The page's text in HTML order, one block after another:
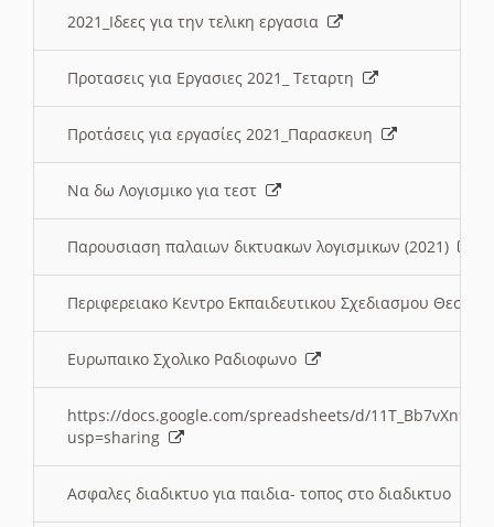
2021_Ιδεες για την τελικη εργασια
Προτασεις για Εργασιες 2021_ Τεταρτη
Προτάσεις για εργασίες 2021_Παρασκευη
Να δω Λογισμικο για τεστ
Παρουσιαση παλαιων δικτυακων λογισμικων (2021)
Περιφερειακο Κεντρο Εκπαιδευτικου Σχεδιασμου
Ευρωπαικο Σχολικο Ραδιοφωνο
https://docs.google.com/spreadsheets/d/
usp=sharing
Ασφαλες διαδικτυο για παιδια- τοπος στο διαδικτυο